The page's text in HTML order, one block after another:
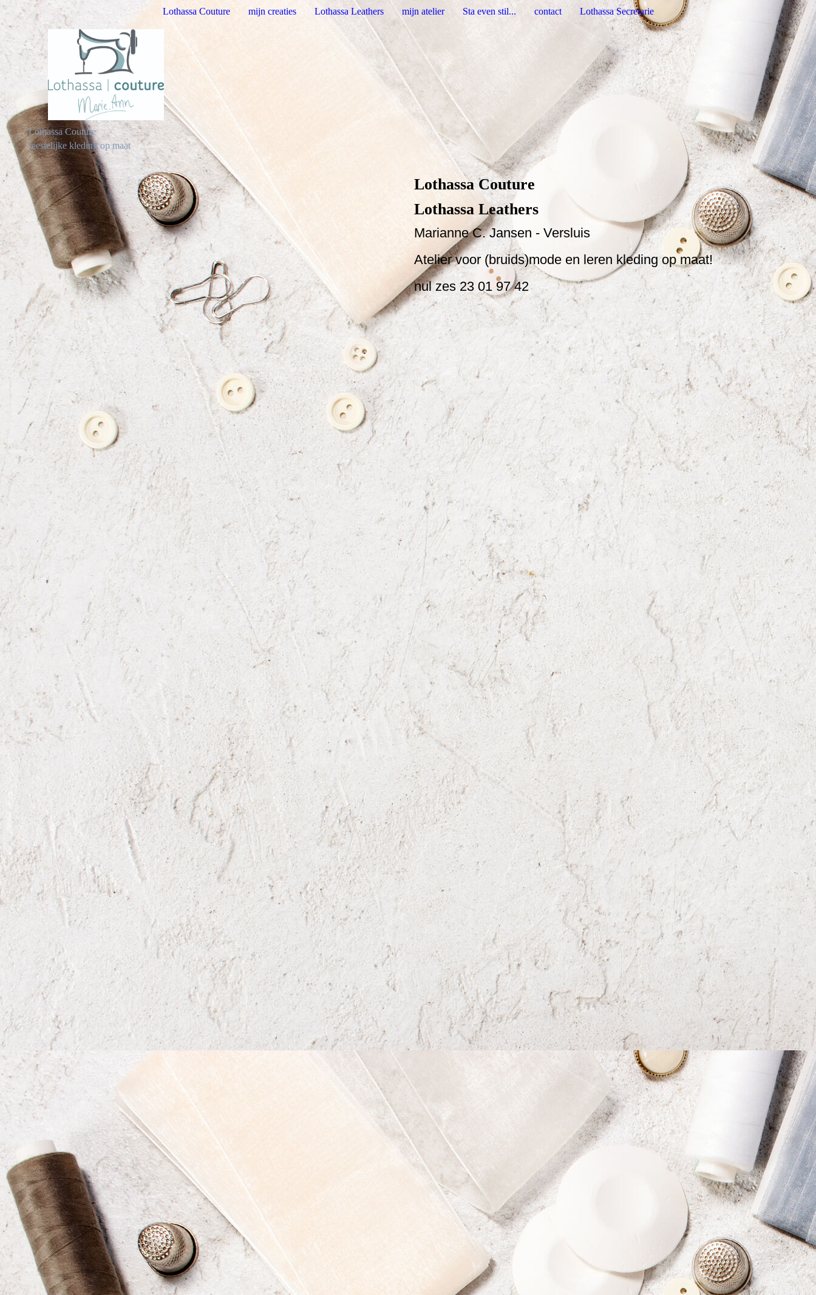
Lothassa Couture mijn creaties Lothassa Leathers mijn atelier Sta even stil... contact Lothassa Secretarie
Lothassa Couture
feestelijke kleding op maat
Lothassa Couture
Lothassa Leathers
Marianne C. Jansen - Versluis
Atelier voor (bruids)mode en leren kleding op maat!
nul zes 23 01 97 42